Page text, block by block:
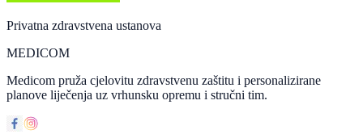
Privatna zdravstvena ustanova
MEDICOM
Medicom pruža cjelovitu zdravstvenu zaštitu i personalizirane
planove liječenja uz vrhunsku opremu i stručni tim.